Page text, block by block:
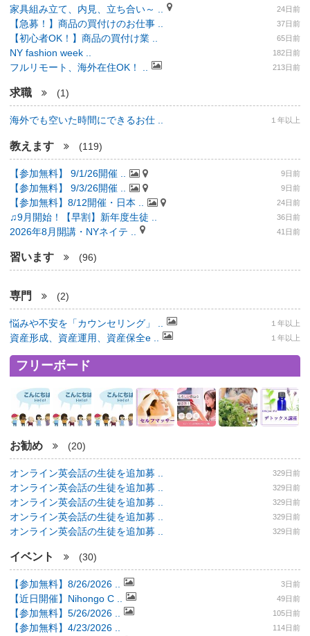
家具組み立て、内見、立ち合い～ .. 24日前
【急募！】商品の買付けのお仕事 .. 37日前
【初心者OK！】商品の買付け業 .. 65日前
NY fashion week .. 182日前
フルリモート、海外在住OK！ .. 213日前
求職 (1)
海外でも空いた時間にできるお仕 .. １年以上
教えます (119)
【参加無料】 9/1/26開催 .. 9日前
【参加無料】 9/3/26開催 .. 9日前
【参加無料】8/12開催・日本 .. 24日前
♫9月開始！【早割】新年度生徒 .. 36日前
2026年8月開講・NYネイテ .. 41日前
習います (96)
専門 (2)
悩みや不安を「カウンセリング」 .. １年以上
資産形成、資産運用、資産保全e .. １年以上
フリーボード
お勧め (20)
オンライン英会話の生徒を追加募 .. 329日前
オンライン英会話の生徒を追加募 .. 329日前
オンライン英会話の生徒を追加募 .. 329日前
オンライン英会話の生徒を追加募 .. 329日前
オンライン英会話の生徒を追加募 .. 329日前
イベント (30)
【参加無料】8/26/2026 .. 3日前
【近日開催】Nihongo C .. 49日前
【参加無料】5/26/2026 .. 105日前
【参加無料】4/23/2026 .. 114日前